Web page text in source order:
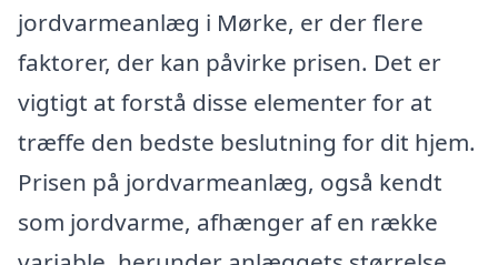
jordvarmeanlæg i Mørke, er der flere
faktorer, der kan påvirke prisen. Det er
vigtigt at forstå disse elementer for at
træffe den bedste beslutning for dit hjem.
Prisen på jordvarmeanlæg, også kendt
som jordvarme, afhænger af en række